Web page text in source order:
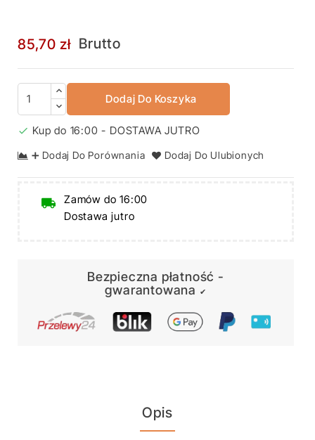
85,70 zł Brutto
Dodaj Do Koszyka
 Kup do 16:00 - DOSTAWA JUTRO
➕ Dodaj Do Porównania Dodaj Do Ulubionych
Zamów do 16:00
Dostawa jutro
Bezpieczna płatność -
gwarantowana ✔
Opis